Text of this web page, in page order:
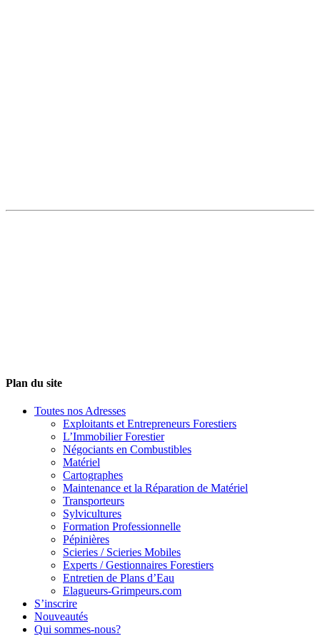
Plan du site
Toutes nos Adresses
Exploitants et Entrepreneurs Forestiers
L’Immobilier Forestier
Négociants en Combustibles
Matériel
Cartographes
Maintenance et la Réparation de Matériel
Transporteurs
Sylvicultures
Formation Professionnelle
Pépinières
Scieries / Scieries Mobiles
Experts / Gestionnaires Forestiers
Entretien de Plans d’Eau
Elagueurs-Grimpeurs.com
S’inscrire
Nouveautés
Qui sommes-nous?